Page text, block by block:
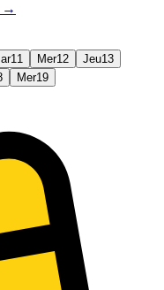
→
11 Mer12 Jeu13
Mer19